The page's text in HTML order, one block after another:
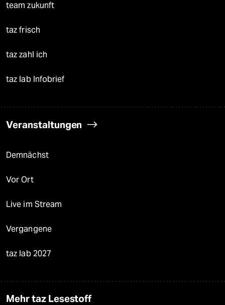
team zukunft
taz frisch
taz zahl ich
taz lab Infobrief
Veranstaltungen
Demnächst
Vor Ort
Live im Stream
Vergangene
taz lab 2027
Mehr taz Lesestoff